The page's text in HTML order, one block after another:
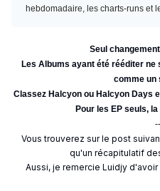
hebdomadaire, les charts-runs et
Seul
Les Albums ayant été rééditer
comme un
Classez Halcyon ou Halcyon Days
Pour les EP seuls,
Vous trouverez sur le post
qu'un récapitulatif
Aussi, je remercie Luidjy